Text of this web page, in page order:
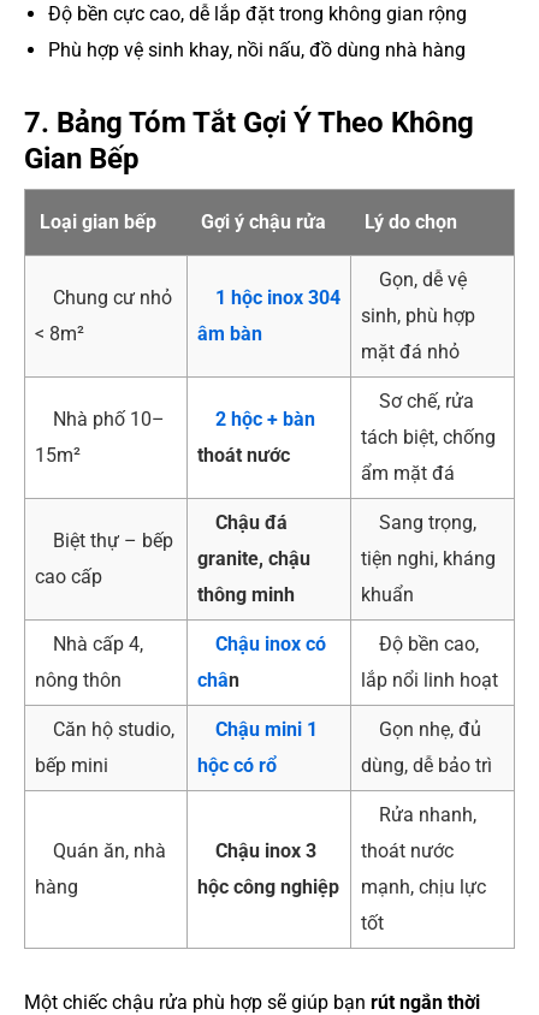
Độ bền cực cao, dễ lắp đặt trong không gian rộng
Phù hợp vệ sinh khay, nồi nấu, đồ dùng nhà hàng
7. Bảng Tóm Tắt Gợi Ý Theo Không
Gian Bếp
Loại gian bếp Gợi ý chậu rửa Lý do chọn
Chung cư nhỏ
< 8m²
1 hộc inox 304
âm bàn
Gọn, dễ vệ
sinh, phù hợp
mặt đá nhỏ
Nhà phố 10–
15m²
2 hộc + bàn
thoát nước
Sơ chế, rửa
tách biệt, chống
ẩm mặt đá
Biệt thự – bếp
cao cấp
Chậu đá
granite, chậu
thông minh
Sang trọng,
tiện nghi, kháng
khuẩn
Nhà cấp 4,
nông thôn
Chậu inox có
chân
Độ bền cao,
lắp nổi linh hoạt
Căn hộ studio,
bếp mini
Chậu mini 1
hộc có rổ
Gọn nhẹ, đủ
dùng, dễ bảo trì
Quán ăn, nhà
hàng
Chậu inox 3
hộc công nghiệp
Rửa nhanh,
thoát nước
mạnh, chịu lực
tốt
Một chiếc chậu rửa phù hợp sẽ giúp bạn rút ngắn thời